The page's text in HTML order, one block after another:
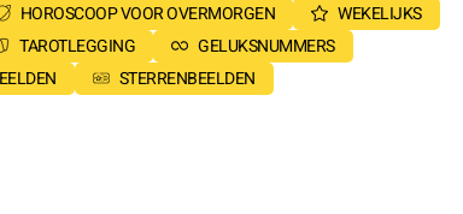
HOROSCOOP VOOR OVERMORGEN
WEKELIJKS
TAROTLEGGING
GELUKSNUMMERS
STERRENBEELDEN